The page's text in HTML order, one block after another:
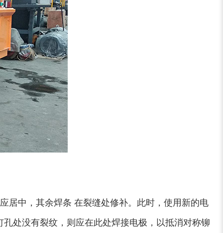
居中，其余焊条 在裂缝处修补。此时，使用新的电
处没有裂纹，则应在此处焊接电极，以抵消对称铆